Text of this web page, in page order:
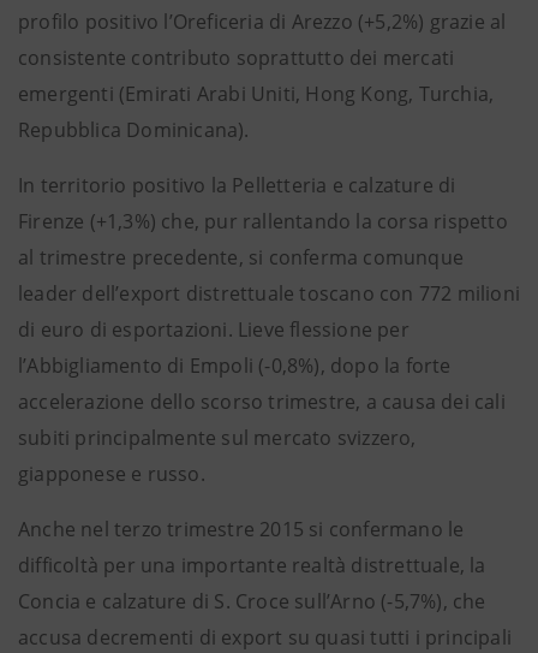
profilo positivo l’Oreficeria di Arezzo (+5,2%) grazie al
consistente contributo soprattutto dei mercati
emergenti (Emirati Arabi Uniti, Hong Kong, Turchia,
Repubblica Dominicana).
In territorio positivo la Pelletteria e calzature di
Firenze (+1,3%) che, pur rallentando la corsa rispetto
al trimestre precedente, si conferma comunque
leader dell’export distrettuale toscano con 772 milioni
di euro di esportazioni. Lieve flessione per
l’Abbigliamento di Empoli (-0,8%), dopo la forte
accelerazione dello scorso trimestre, a causa dei cali
subiti principalmente sul mercato svizzero,
giapponese e russo.
Anche nel terzo trimestre 2015 si confermano le
difficoltà per una importante realtà distrettuale, la
Concia e calzature di S. Croce sull’Arno (-5,7%), che
accusa decrementi di export su quasi tutti i principali